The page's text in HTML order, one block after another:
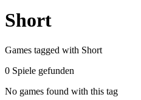
Short
Games tagged with Short
0 Spiele gefunden
No games found with this tag